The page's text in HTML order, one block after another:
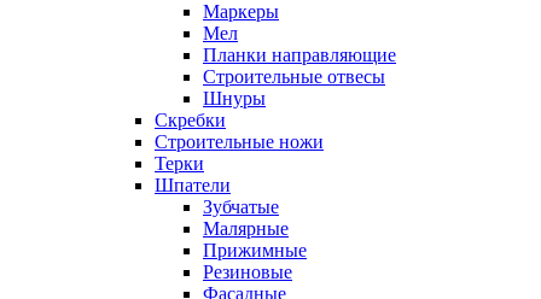
Маркеры
Мел
Планки направляющие
Строительные отвесы
Шнуры
Скребки
Строительные ножи
Терки
Шпатели
Зубчатые
Малярные
Прижимные
Резиновые
Фасадные